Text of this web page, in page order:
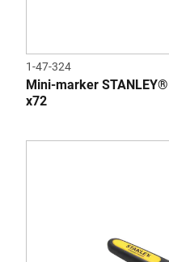
1-47-324
Mini-marker
x72